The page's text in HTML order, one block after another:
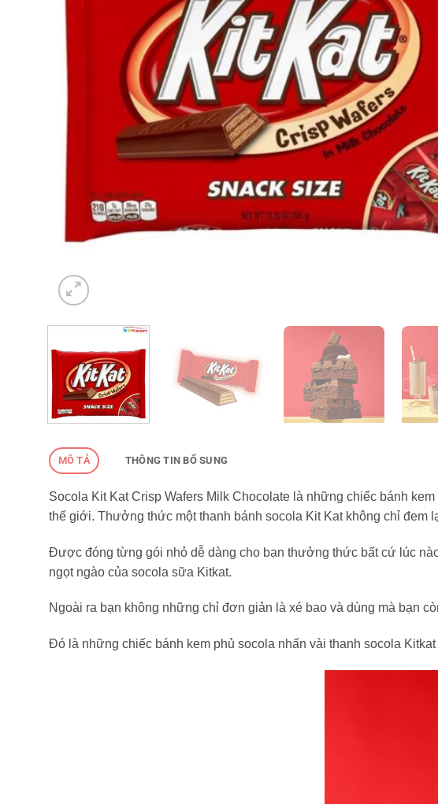
MÔ TẢ THÔNG TIN BỔ SUNG
Socola Kit Kat Crisp Wafers Milk Chocolate là những chiếc bánh
thế giới. Thưởng thức một thanh bánh socola Kit Kat không chỉ đem
Được đóng từng gói nhỏ dễ dàng cho bạn thưởng thức bất cứ lúc
ngọt ngào của socola sữa Kitkat.
Ngoài ra bạn không những chỉ đơn giản là xé bao và dùng mà bạn
Đó là những chiếc bánh kem phủ socola nhấn vài thanh socola